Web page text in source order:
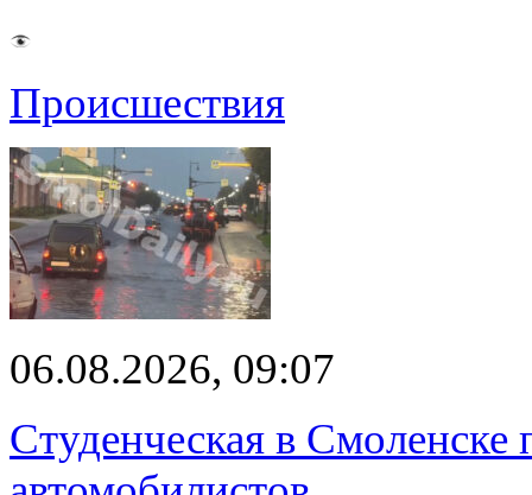
Происшествия
06.08.2026, 09:07
Студенческая в Смоленске